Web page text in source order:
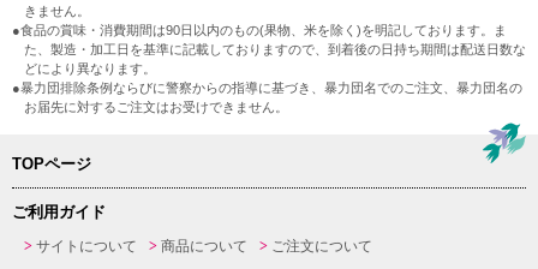
きません。
●食品の賞味・消費期間は90日以内のもの(果物、米を除く)を明記しております。ま
た、製造・加工日を基準に記載しておりますので、到着後の日持ち期間は配送日数な
どにより異なります。
●暴力団排除条例ならびに警察からの指導に基づき、暴力団名でのご注文、暴力団名の
お届先に対するご注文はお受けできません。
TOPページ
ご利用ガイド
サイトについて 商品について
ご注文について